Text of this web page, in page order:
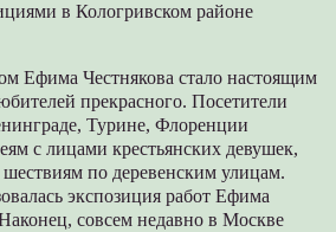
в Кологривском районе
Ефима Честнякова стало настоящим
прекрасного. Посетители
Турине, Флоренции
с лицами крестьянских девушек,
по деревенским улицам.
экспозиция работ Ефима
совсем недавно в Москве